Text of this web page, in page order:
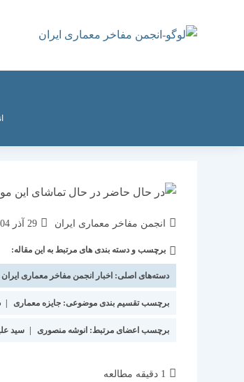
نویسندهٔ
انجمن مفاخر معماری ایران
نوشته
شده
است:
29 آذر 1404
دسته‌
نوشته:
برچسب و دسته بندی های مرتبط به این مقاله:
دسته‌های اصلی: اخبار انجمن مفاخر معماری ایران
برچسب تقسیم بندی موضوعی:جایزه معماری
برچسب اعضای مرتبط: انوشه منصوری سید
زمان
1 دقیقه مطالعه